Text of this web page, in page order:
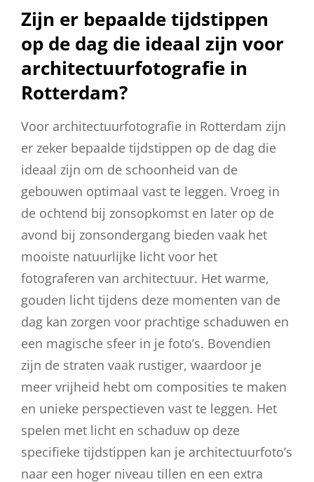
Zijn er bepaalde tijdstippen
op de dag die ideaal zijn voor
architectuurfotografie in
Rotterdam?
Voor architectuurfotografie in Rotterdam zijn
er zeker bepaalde tijdstippen op de dag die
ideaal zijn om de schoonheid van de
gebouwen optimaal vast te leggen. Vroeg in
de ochtend bij zonsopkomst en later op de
avond bij zonsondergang bieden vaak het
mooiste natuurlijke licht voor het
fotograferen van architectuur. Het warme,
gouden licht tijdens deze momenten van de
dag kan zorgen voor prachtige schaduwen en
een magische sfeer in je foto’s. Bovendien
zijn de straten vaak rustiger, waardoor je
meer vrijheid hebt om composities te maken
en unieke perspectieven vast te leggen. Het
spelen met licht en schaduw op deze
specifieke tijdstippen kan je architectuurfoto’s
naar een hoger niveau tillen en een extra